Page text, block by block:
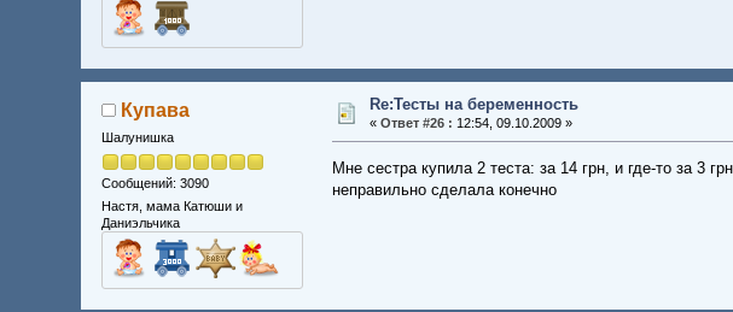
Купава
Шалунишка
Сообщений: 3090
Настя, мама Катюши и
Даниэльчика
Re:Тесты на беременность
« Ответ #26 : 12:54, 09.10.2009 »
Мне сестра купила 2 теста: за 14 грн, и где-то за 3
неправильно сделала конечно